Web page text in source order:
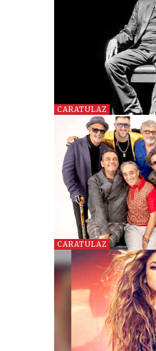
CARATULAZ
CARATULAZ